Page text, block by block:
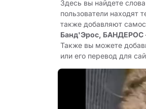
Здесь вы найдете
пользователи находят
также добавляют
Банд'Эрос, БАНДЕРОС
Также вы можете
или его перевод для